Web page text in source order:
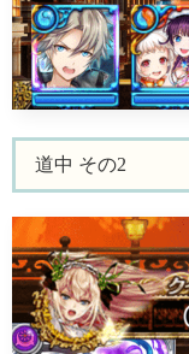
道中 その2